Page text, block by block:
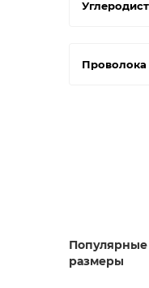
Проволока
Популярные
размеры